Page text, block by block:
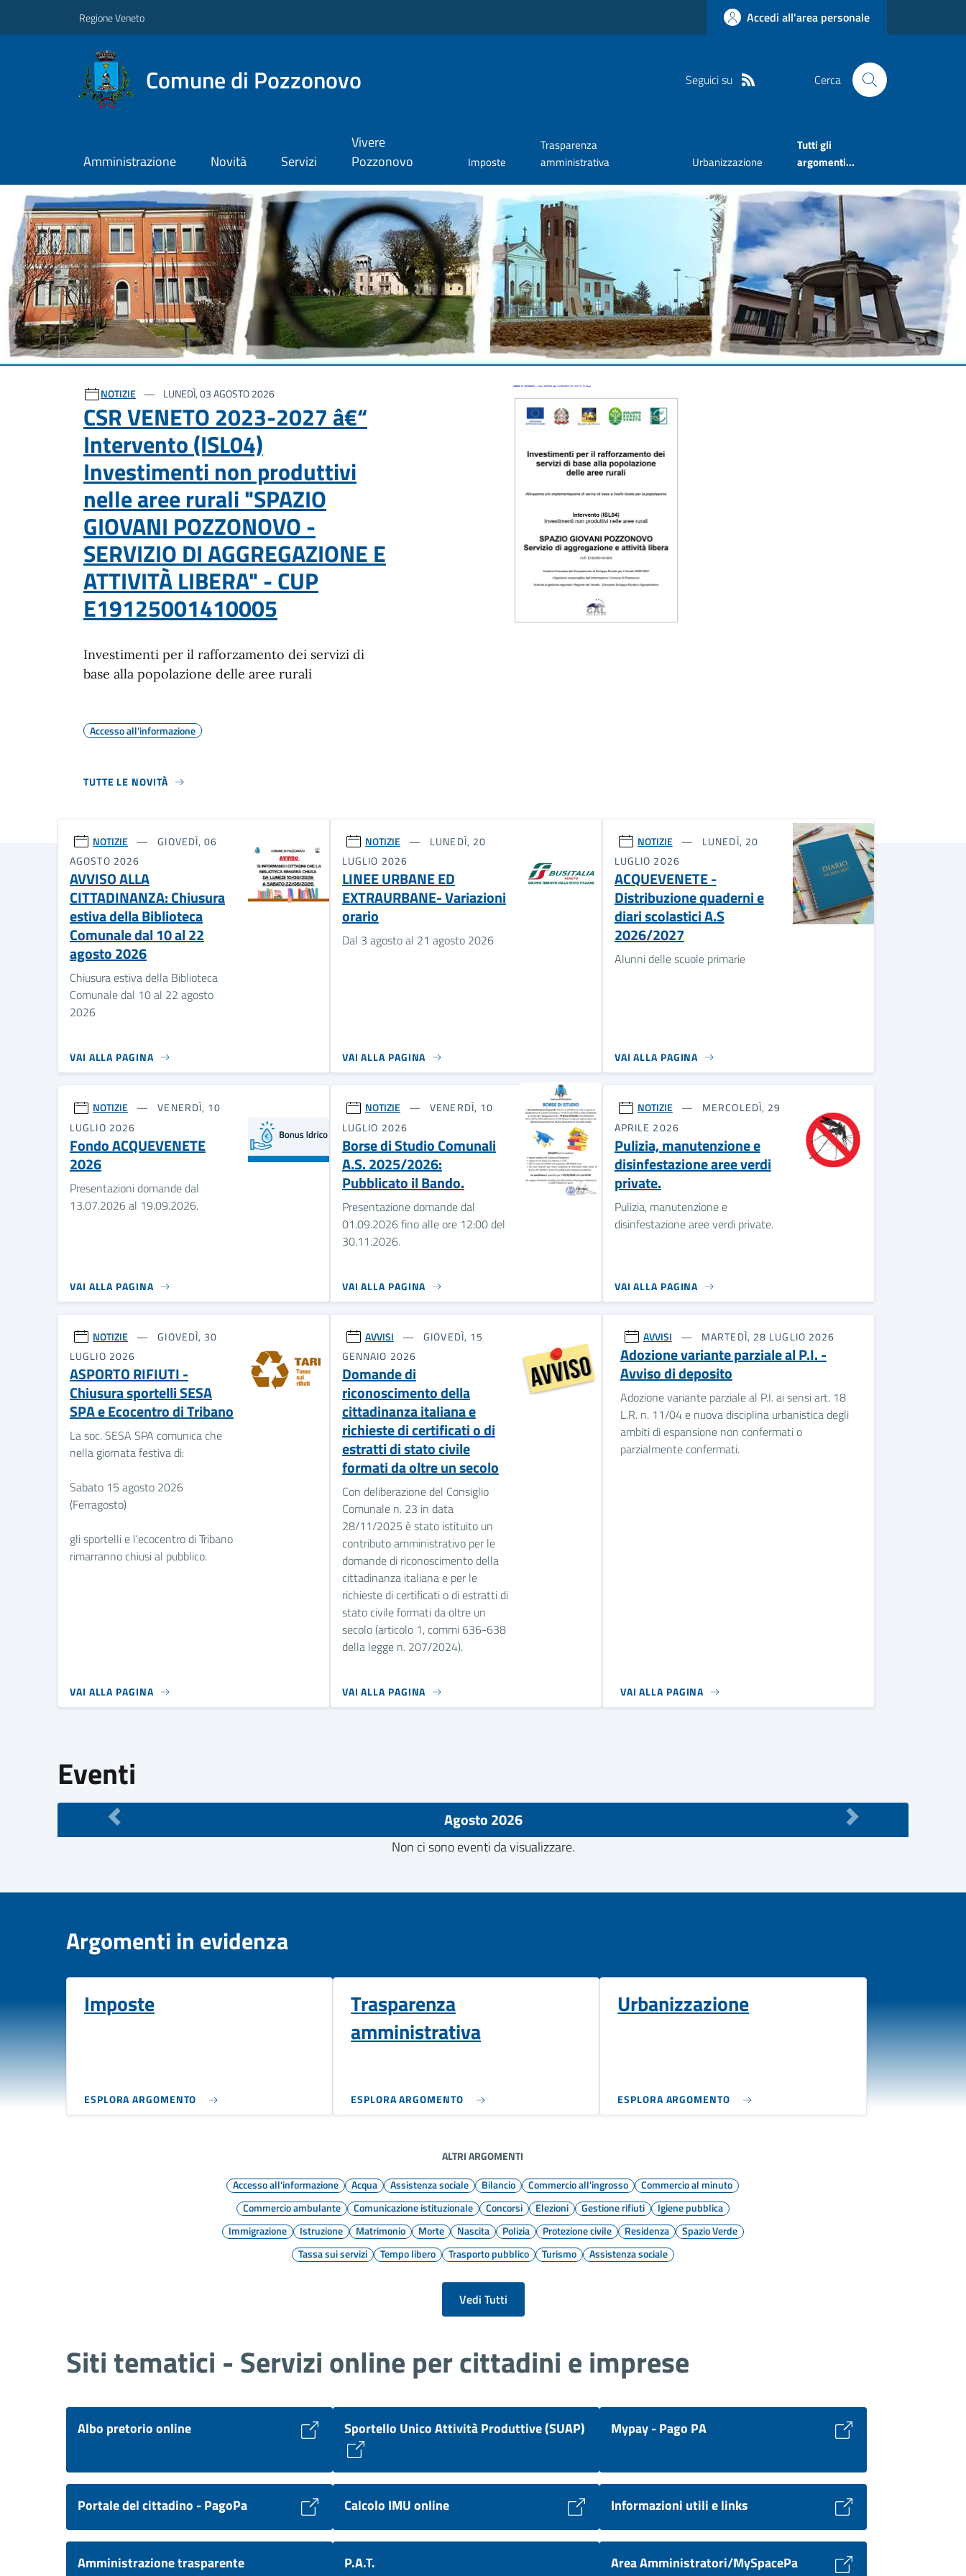
Regione Veneto Accedi all'area personale
Comune di Pozzonovo Seguici su Cerca
Amministrazione Novità Servizi
Vivere
Pozzonovo
Imposte
Trasparenza
amministrativa
Urbanizzazione
Tutti gli
argomenti...
Ultime notizie
NOTIZIE LUNEDÌ, 03 AGOSTO 2026
CSR VENETO 2023-2027 â€“
Intervento (ISL04)
Investimenti non produttivi
nelle aree rurali "SPAZIO
GIOVANI POZZONOVO -
SERVIZIO DI AGGREGAZIONE E
ATTIVITÀ LIBERA" - CUP
E19125001410005
Investimenti per il rafforzamento dei servizi di
base alla popolazione delle aree rurali
Accesso all'informazione
TUTTE LE NOVITÀ
NOTIZIE
GIOVEDÌ, 06
AGOSTO 2026
AVVISO ALLA
CITTADINANZA: Chiusura
estiva della Biblioteca
Comunale dal 10 al 22
agosto 2026
Chiusura estiva della Biblioteca
Comunale dal 10 al 22 agosto
2026
VAI ALLA PAGINA
NOTIZIE
LUNEDÌ, 20
LUGLIO 2026
LINEE URBANE ED
EXTRAURBANE- Variazioni
orario
Dal 3 agosto al 21 agosto 2026
VAI ALLA PAGINA
NOTIZIE
LUNEDÌ, 20
LUGLIO 2026
ACQUEVENETE -
Distribuzione quaderni e
diari scolastici A.S
2026/2027
Alunni delle scuole primarie
VAI ALLA PAGINA
NOTIZIE
VENERDÌ, 10
LUGLIO 2026
Fondo ACQUEVENETE
2026
Presentazioni domande dal
13.07.2026 al 19.09.2026.
VAI ALLA PAGINA
NOTIZIE
VENERDÌ, 10
LUGLIO 2026
Borse di Studio Comunali
A.S. 2025/2026:
Pubblicato il Bando.
Presentazione domande dal
01.09.2026 fino alle ore 12:00 del
30.11.2026.
VAI ALLA PAGINA
NOTIZIE
MERCOLEDÌ, 29
APRILE 2026
Pulizia, manutenzione e
disinfestazione aree verdi
private.
Pulizia, manutenzione e
disinfestazione aree verdi private.
VAI ALLA PAGINA
NOTIZIE
GIOVEDÌ, 30
LUGLIO 2026
ASPORTO RIFIUTI -
Chiusura sportelli SESA
SPA e Ecocentro di Tribano
La soc. SESA SPA comunica che
nella giornata festiva di:
Sabato 15 agosto 2026
(Ferragosto)
gli sportelli e l'ecocentro di Tribano
rimarranno chiusi al pubblico.
VAI ALLA PAGINA
AVVISI
GIOVEDÌ, 15
GENNAIO 2026
Domande di
riconoscimento della
cittadinanza italiana e
richieste di certificati o di
estratti di stato civile
formati da oltre un secolo
Con deliberazione del Consiglio
Comunale n. 23 in data
28/11/2025 è stato istituito un
contributo amministrativo per le
domande di riconoscimento della
cittadinanza italiana e per le
richieste di certificati o di estratti di
stato civile formati da oltre un
secolo (articolo 1, commi 636-638
della legge n. 207/2024).
VAI ALLA PAGINA
AVVISI MARTEDÌ, 28 LUGLIO 2026
Adozione variante parziale al P.I. -
Avviso di deposito
Adozione variante parziale al P.I. ai sensi art. 18
L.R. n. 11/04 e nuova disciplina urbanistica degli
ambiti di espansione non confermati o
parzialmente confermati.
VAI ALLA PAGINA
Eventi
Agosto 2026
Non ci sono eventi da visualizzare.
Argomenti in evidenza
Imposte
ESPLORA ARGOMENTO
Trasparenza
amministrativa
ESPLORA ARGOMENTO
Urbanizzazione
ESPLORA ARGOMENTO
ALTRI ARGOMENTI
Accesso all'informazione
Acqua Assistenza sociale Bilancio Commercio all'ingrosso
Commercio al minuto
Commercio ambulante
Comunicazione istituzionale Concorsi Elezioni Gestione rifiuti
Igiene pubblica
Immigrazione
Istruzione Matrimonio Morte Nascita Polizia Protezione civile Residenza
Spazio Verde
Tassa sui servizi
Tempo libero Trasporto pubblico Turismo Assistenza sociale
Vedi Tutti
Siti tematici - Servizi online per cittadini e imprese
Albo pretorio online Sportello Unico Attività Produttive (SUAP) Mypay - Pago PA
Portale del cittadino - PagoPa Calcolo IMU online Informazioni utili e links
Amministrazione trasparente P.A.T. Area Amministratori/MySpacePa